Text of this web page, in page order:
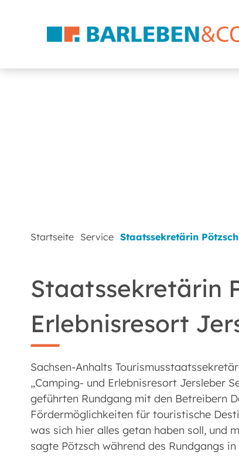
Startseite Service Staatssekretärin
Staatssekretärin
Erlebnisresort
Sachsen-Anhalts
„Camping- und Erlebnisresort Jersleber
geführten Rundgang mit den Betreibern
Fördermöglichkeiten für touristische
was sich hier alles getan haben soll, und
sagte Pötzsch während des Rundgangs